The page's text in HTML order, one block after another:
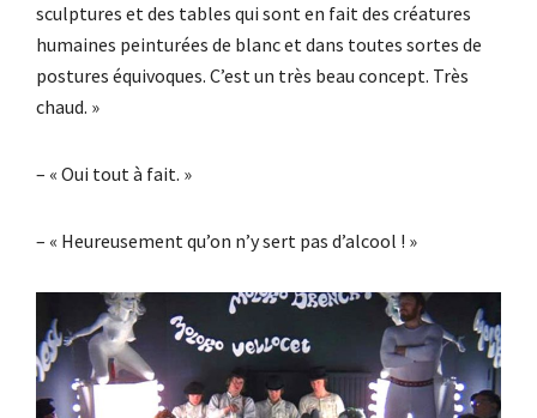
sculptures et des tables qui sont en fait des créatures
humaines peinturées de blanc et dans toutes sortes de
postures équivoques. C’est un très beau concept. Très
chaud. »
– « Oui tout à fait. »
– « Heureusement qu’on n’y sert pas d’alcool ! »